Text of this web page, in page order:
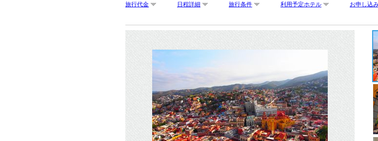
旅行代金 日程詳細 旅行条件 利用予定ホテル お申し込